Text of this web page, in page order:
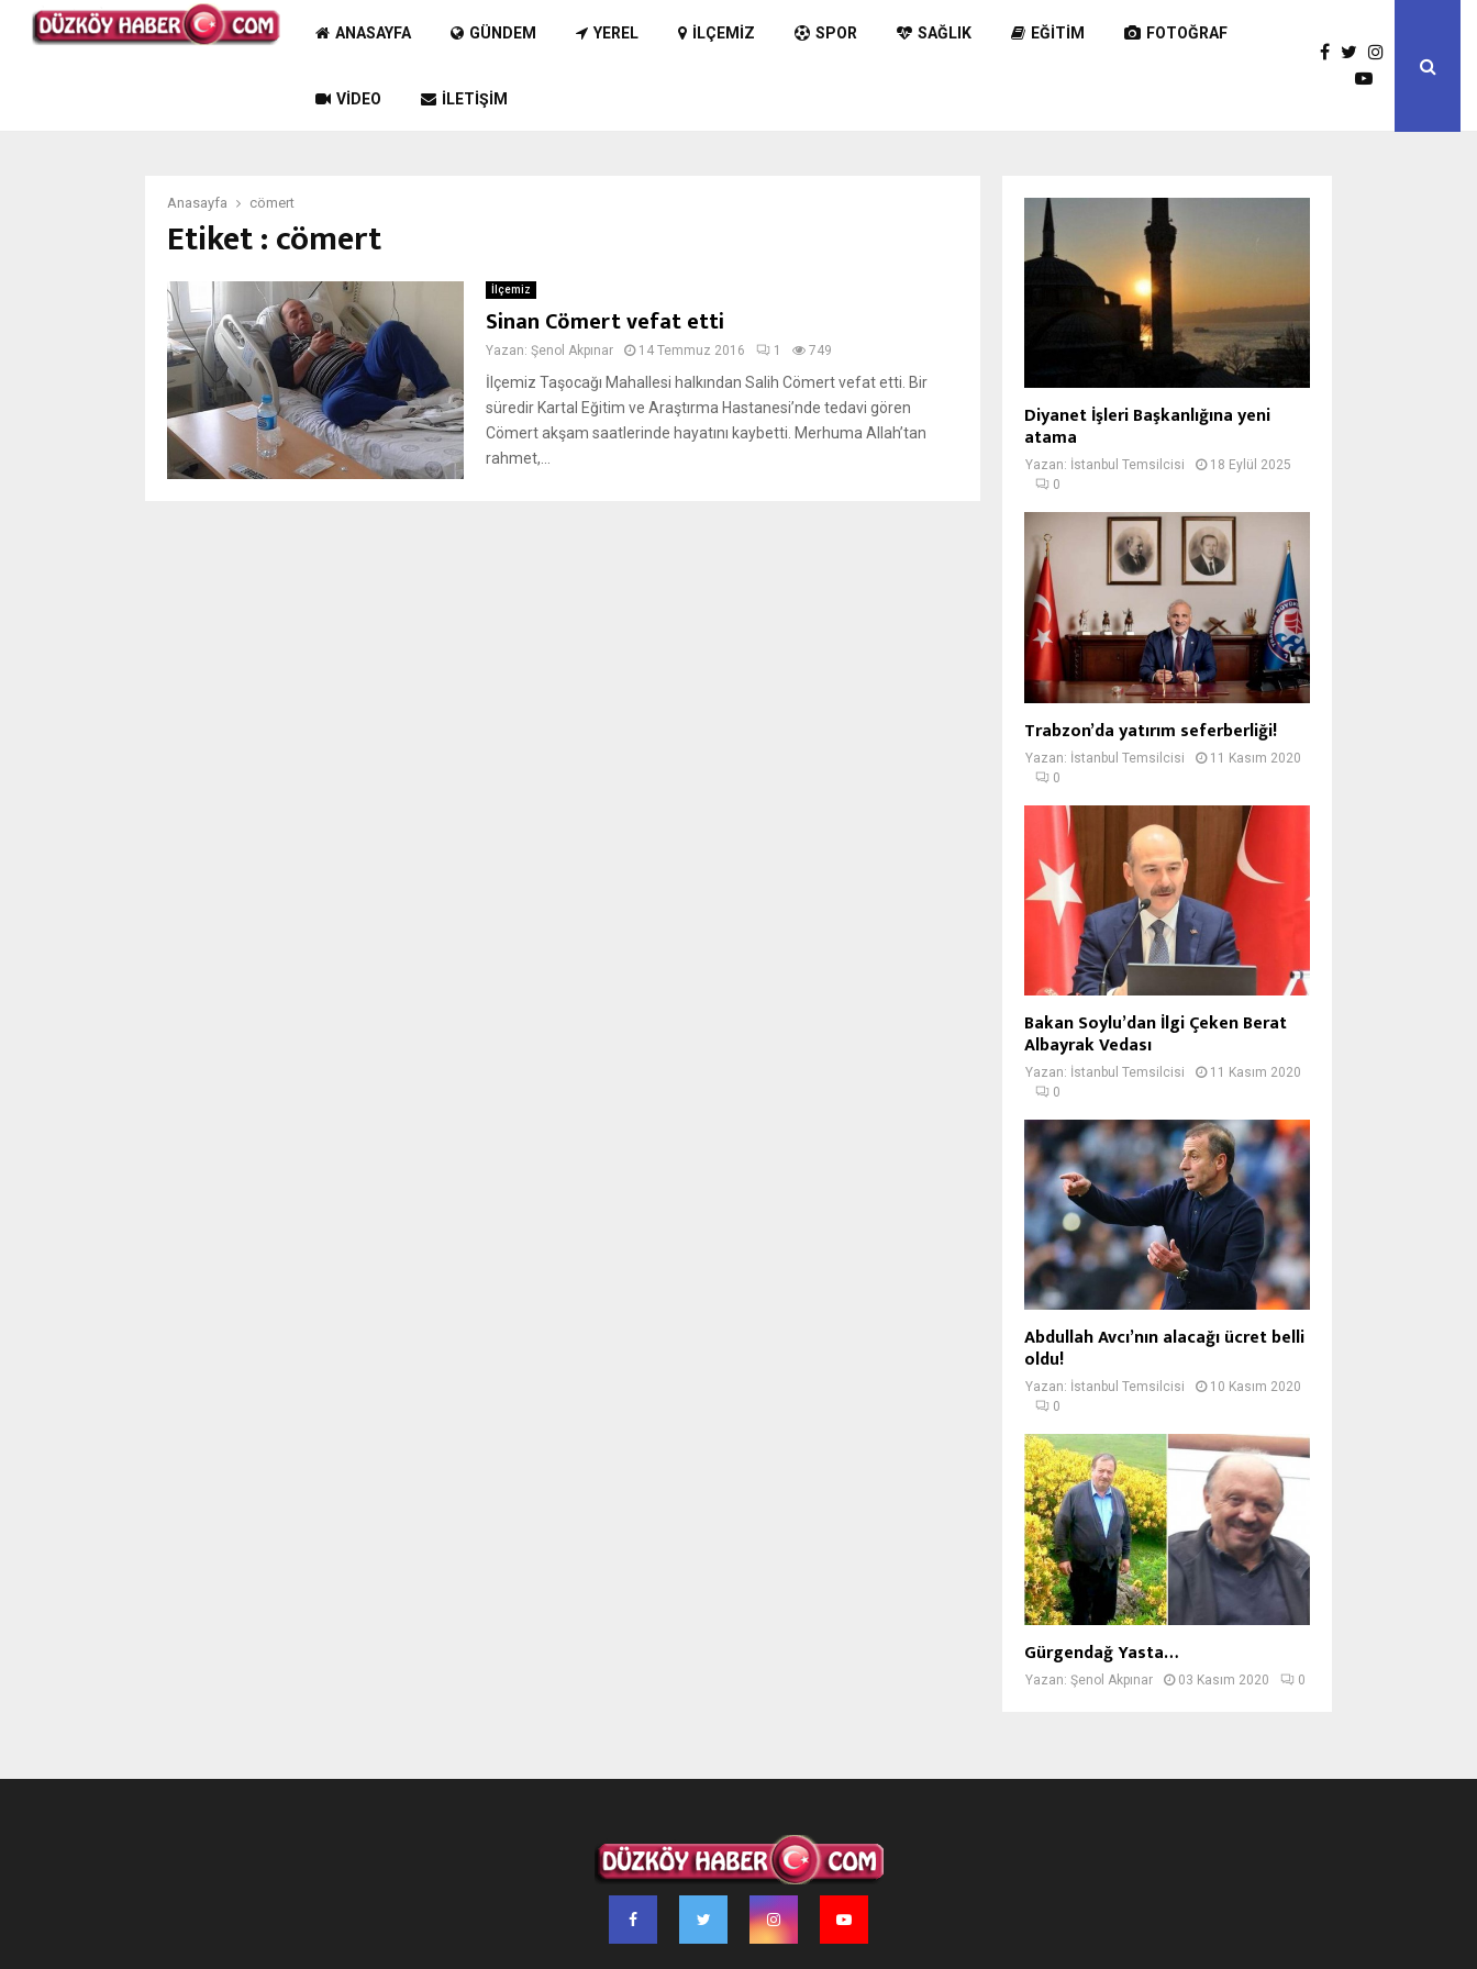
ANASAYFA GÜNDEM YEREL İLÇEMIZ SPOR SAĞLIK EĞITIM FOTOĞRAF
VIDEO İLETIŞIM
Anasayfa cömert
Etiket : cömert
İlçemiz
Sinan Cömert vefat etti
Yazan: Şenol Akpınar 14 Temmuz 2016 1 749
İlçemiz Taşocağı Mahallesi halkından Salih Cömert vefat etti. Bir
süredir Kartal Eğitim ve Araştırma Hastanesi’nde tedavi gören
Cömert akşam saatlerinde hayatını kaybetti. Merhuma Allah’tan
rahmet,...
Diyanet İşleri Başkanlığına yeni
atama
Yazan: İstanbul Temsilcisi
18 Eylül 2025
0
Trabzon’da yatırım seferberliği!
Yazan: İstanbul Temsilcisi
11 Kasım 2020
0
Bakan Soylu’dan İlgi Çeken Berat
Albayrak Vedası
Yazan: İstanbul Temsilcisi
11 Kasım 2020
0
Abdullah Avcı’nın alacağı ücret belli
oldu!
Yazan: İstanbul Temsilcisi
10 Kasım 2020
0
Gürgendağ Yasta…
Yazan: Şenol Akpınar 03 Kasım 2020 0